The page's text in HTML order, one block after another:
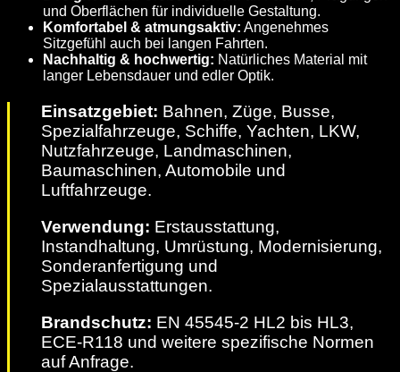
und Oberflächen für individuelle Gestaltung.
Komfortabel & atmungsaktiv: Angenehmes
Sitzgefühl auch bei langen Fahrten.
Nachhaltig & hochwertig: Natürliches Material mit
langer Lebensdauer und edler Optik.
Einsatzgebiet: Bahnen, Züge, Busse,
Spezialfahrzeuge, Schiffe, Yachten, LKW,
Nutzfahrzeuge, Landmaschinen,
Baumaschinen, Automobile und
Luftfahrzeuge.
Verwendung: Erstausstattung,
Instandhaltung, Umrüstung, Modernisierung,
Sonderanfertigung und
Spezialausstattungen.
Brandschutz: EN 45545-2 HL2 bis HL3,
ECE-R118 und weitere spezifische Normen
auf Anfrage.